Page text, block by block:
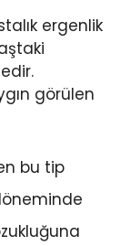
ergenlik
görülen
bu tip